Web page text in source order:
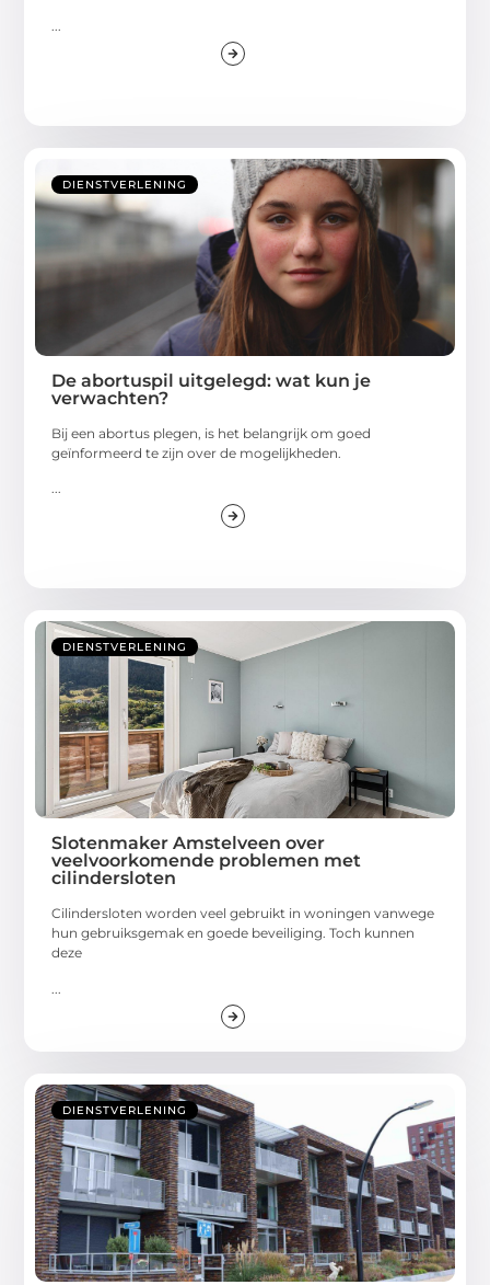
DIENSTVERLENING
De abortuspil uitgelegd: wat kun je
verwachten?
Bij een abortus plegen, is het belangrijk om goed
geïnformeerd te zijn over de mogelijkheden.
...
DIENSTVERLENING
Slotenmaker Amstelveen over
veelvoorkomende problemen met
cilindersloten
Cilindersloten worden veel gebruikt in woningen vanwege
hun gebruiksgemak en goede beveiliging. Toch kunnen
deze
DIENSTVERLENING